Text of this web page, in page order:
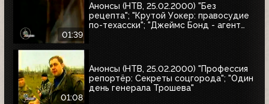
01:39
Анонсы (НТВ, 25.02.2000) "Без
рецепта"; "Крутой Уокер: правосудие
по-техасски"; "Джеймс Бонд - агент
01:08
Анонсы (НТВ, 25.02.2000) "Профессия
репортёр: Секреты соцгорода"; "Один
день генерала Трошева"